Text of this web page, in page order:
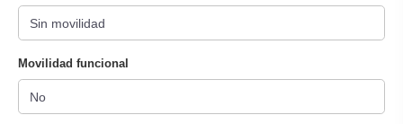
Movilidad funcional